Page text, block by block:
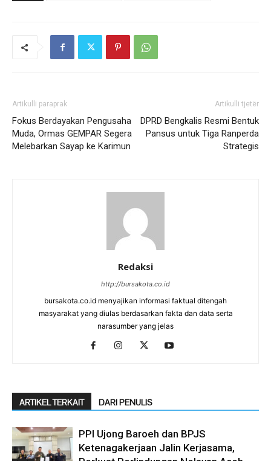
Artikulli paraprak
Fokus Berdayakan Pengusaha
Muda, Ormas GEMPAR Segera
Melebarkan Sayap ke Karimun
Artikulli tjetër
DPRD Bengkalis Resmi Bentuk
Pansus untuk Tiga Ranperda
Strategis
Redaksi
http://bursakota.co.id
bursakota.co.id menyajikan informasi faktual ditengah
masyarakat yang diulas berdasarkan fakta dan data serta
narasumber yang jelas
ARTIKEL TERKAIT DARI PENULIS
PPI Ujong Baroeh dan BPJS
Ketenagakerjaan Jalin Kerjasama,